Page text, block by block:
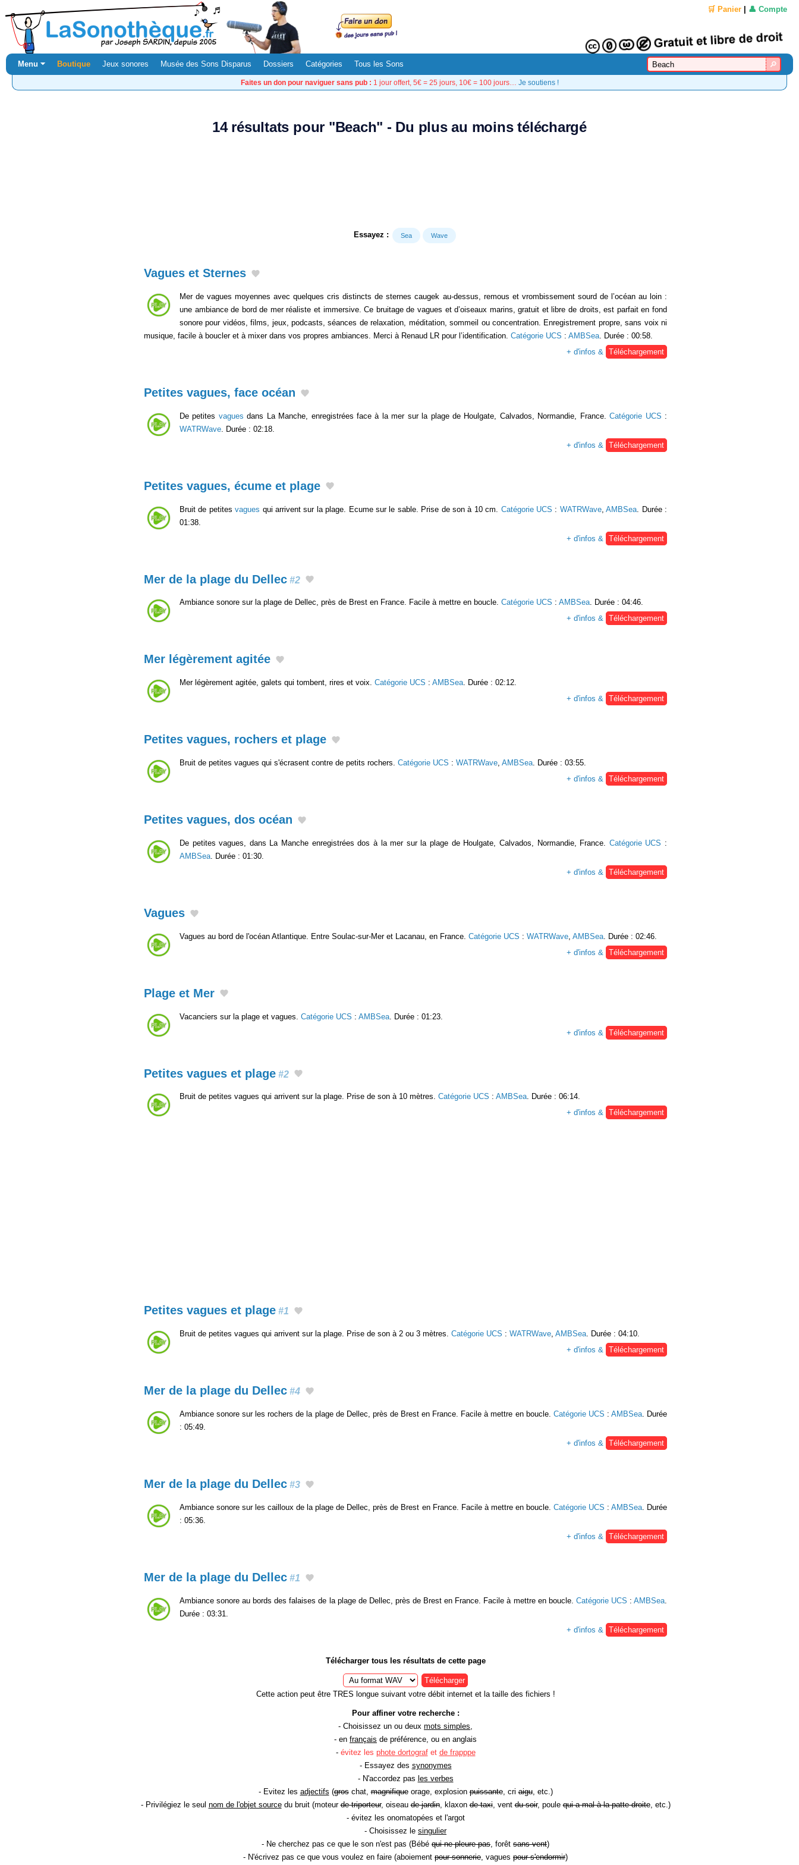
🛒 Panier 👤 Compte
Menu ⏷ Boutique Jeux sonores Musée des Sons Disparus Dossiers Catégories Tous les Sons
Faites un don pour naviguer sans pub : 1 jour offert, 5€ = 25 jours, 10€ = 100 jours… Je soutiens !
14 résultats pour "Beach" - Du plus au moins téléchargé
Essayez : Sea Wave
Vagues et Sternes
Mer de vagues moyennes avec quelques cris distincts de sternes caugek au-dessus, remous et vrombissement sourd de l’océan au loin :
une ambiance de bord de mer réaliste et immersive. Ce bruitage de vagues et d’oiseaux marins, gratuit et libre de droits, est parfait en fond
sonore pour vidéos, films, jeux, podcasts, séances de relaxation, méditation, sommeil ou concentration. Enregistrement propre, sans voix ni
musique, facile à boucler et à mixer dans vos propres ambiances. Merci à Renaud LR pour l’identification. Catégorie UCS : AMBSea . Durée : 00:58.
+ d'infos &
Téléchargement
Petites vagues, face océan
De petites vagues dans La Manche, enregistrées face à la mer sur la plage de Houlgate, Calvados, Normandie, France.Catégorie UCS :
WATRWave . Durée : 02:18.
+ d'infos &
Téléchargement
Petites vagues, écume et plage
Bruit de petitesvagues qui arrivent sur la plage. Ecume sur le sable. Prise de son à 10 cm. Catégorie UCS : WATRWave,AMBSea . Durée :
01:38.
+ d'infos &
Téléchargement
Mer de la plage du Dellec #2
Ambiance sonore sur la plage de Dellec, près de Brest en France. Facile à mettre en boucle. Catégorie UCS : AMBSea. Durée : 04:46.
+ d'infos & Téléchargement
Mer légèrement agitée
Mer légèrement agitée, galets qui tombent, rires et voix. Catégorie UCS : AMBSea. Durée : 02:12.
+ d'infos & Téléchargement
Petites vagues, rochers et plage
Bruit de petites vagues qui s'écrasent contre de petits rochers. Catégorie UCS : WATRWave, AMBSea. Durée : 03:55.
+ d'infos & Téléchargement
Petites vagues, dos océan
De petites vagues, dans La Manche enregistrées dos à la mer sur la plage de Houlgate, Calvados, Normandie, France. Catégorie UCS :
AMBSea . Durée : 01:30.
+ d'infos &
Téléchargement
Vagues
Vagues au bord de l'océan Atlantique. Entre Soulac-sur-Mer et Lacanau, en France. Catégorie UCS : WATRWave AMBSea . Durée : 02:46.
+ d'infos &
Téléchargement
Plage et Mer
Vacanciers sur la plage et vagues. Catégorie UCS : AMBSea . Durée : 01:23.
+ d'infos &
Téléchargement
Petites vagues et plage #2
Bruit de petites vagues qui arrivent sur la plage. Prise de son à 10 mètres. Catégorie UCS : AMBSea. Durée : 06:14.
+ d'infos & Téléchargement
Petites vagues et plage #1
Bruit de petites vagues qui arrivent sur la plage. Prise de son à 2 ou 3 mètres. Catégorie UCS : WATRWave, AMBSea. Durée : 04:10.
+ d'infos & Téléchargement
Mer de la plage du Dellec #4
Ambiance sonore sur les rochers de la plage de Dellec, près de Brest en France. Facile à mettre en boucle. Catégorie UCS : AMBSea. Durée
: 05:49.
+ d'infos & Téléchargement
Mer de la plage du Dellec #3
Ambiance sonore sur les cailloux de la plage de Dellec, près de Brest en France. Facile à mettre en boucle. Catégorie UCS : AMBSea. Durée
: 05:36.
+ d'infos &
Téléchargement
Mer de la plage du Dellec #1
Ambiance sonore au bords des falaises de la plage de Dellec, près de Brest en France. Facile à mettre en boucle. Catégorie UCS :AMBSea
Durée : 03:31.
+ d'infos &
Téléchargement
Télécharger tous les résultats de cette page
Télécharger
Cette action peut être TRES longue suivant votre débit internet et la taille des fichiers !
Pour affiner votre recherche :
- Choisissez un ou deux mots simples
- en français de préférence, ou en anglais
- évitez les phote dortografet de frapppe
- Essayez des synonymes
- N'accordez pas les verbes
- Evitez les adjectifs (groschat,magnifiqueorage, explosionpuissante, criaigu, etc.)
- Privilégiez le seul nom de l'objet sourcedu bruit (moteurde triporteur, oiseaude jardin, klaxonde taxi, ventdu soir, poulequi a mal à la patte droite, etc.)
- évitez les onomatopées et l'argot
- Choisissez le singulier
- Ne cherchez pas ce que le son n'est pas (Bébé qui ne pleure pas , forêt sans vent)
- N'écrivez pas ce que vous voulez en faire (aboiement pour sonnerie , vagues pour s'endormir)